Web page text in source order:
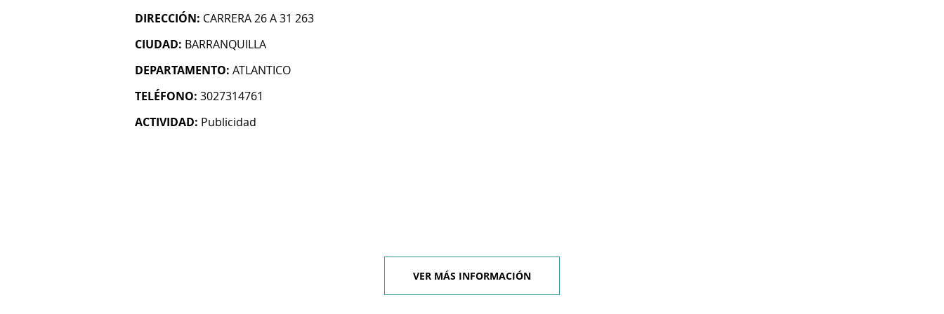
DIRECCIÓN: CARRERA 26 A 31 263
CIUDAD: BARRANQUILLA
DEPARTAMENTO: ATLANTICO
TELÉFONO: 3027314761
ACTIVIDAD: Publicidad
VER MÁS INFORMACIÓN